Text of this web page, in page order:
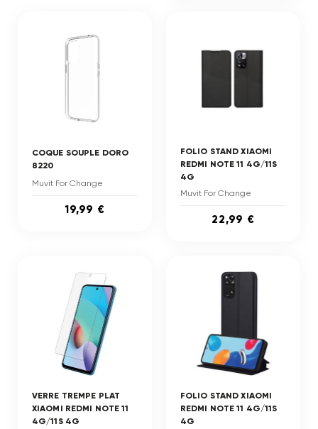
COQUE SOUPLE DORO
8220
Muvit For Change
19,99 €
FOLIO STAND XIAOMI
REDMI NOTE 11 4G/11S
4G
Muvit For Change
22,99 €
VERRE TREMPE PLAT
XIAOMI REDMI NOTE 11
4G/11S 4G
FOLIO STAND XIAOMI
REDMI NOTE 11 4G/11S
4G